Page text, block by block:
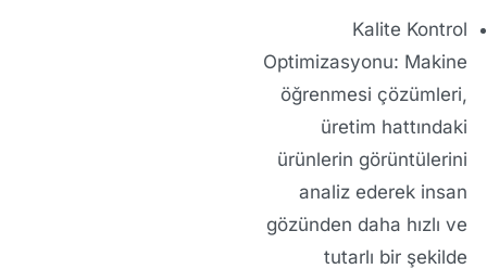
Kalite Kontrol
Optimizasyonu: Makine
öğrenmesi çözümleri,
üretim hattındaki
ürünlerin görüntülerini
analiz ederek insan
gözünden daha hızlı ve
tutarlı bir şekilde